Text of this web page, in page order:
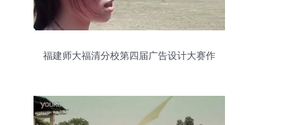
福建师大福清分校第四届广告设计大赛作